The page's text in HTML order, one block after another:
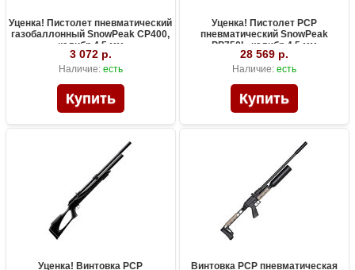
Уценка! Пистолет пневматический
газобаллонный SnowPeak CP400,
калибр 4.5 мм
3 072 р.
Наличие: есть
Уценка! Пистолет PCP
пневматический SnowPeak
PP750L, калибр 4.5 мм
28 569 р.
Наличие: есть
Уценка! Винтовка PCP
Винтовка PCP пневматическая